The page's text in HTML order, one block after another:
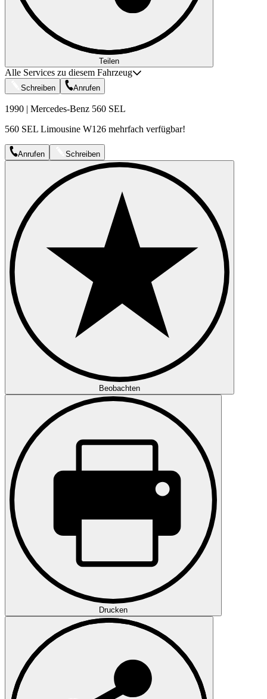
Teilen
Alle Services zu diesem Fahrzeug
Schreiben Anrufen
1990 | Mercedes-Benz 560 SEL
560 SEL Limousine W126 mehrfach verfügbar!
Anrufen Schreiben
Beobachten
Drucken